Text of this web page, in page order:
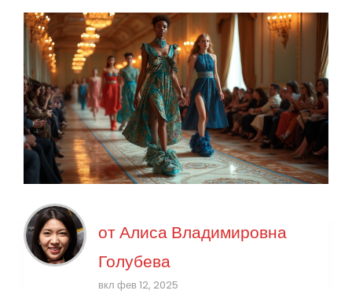
отАлиса Владимировна
Голубева
вкл фев 12, 2025